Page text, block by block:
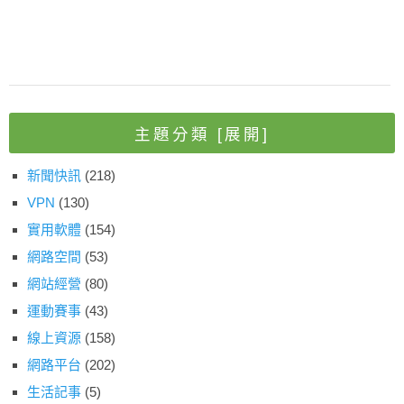
主題分類 [展開]
新聞快訊 (218)
VPN (130)
實用軟體 (154)
網路空間 (53)
網站經營 (80)
運動賽事 (43)
線上資源 (158)
網路平台 (202)
生活記事 (5)